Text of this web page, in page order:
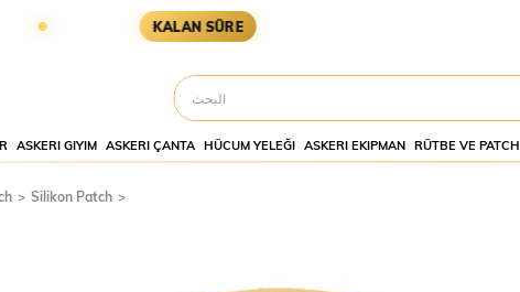
KALAN SÜRE KARGOYA YETİŞMESİ İÇİN KALAN SÜRE:
ASKERI GIYIM ASKERI ÇANTA HÜCUM YELEĞI ASKERI EKIPMAN RÜTBE VE PATCH
Silikon Patch